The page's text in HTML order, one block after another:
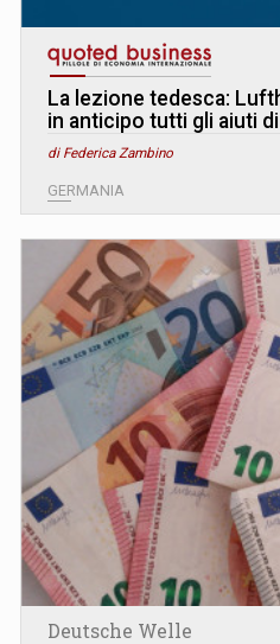
La lezione tedesca:
in anticipo tutti gli aiuti
di Federica Zambino
GERMANIA
Deutsche Welle